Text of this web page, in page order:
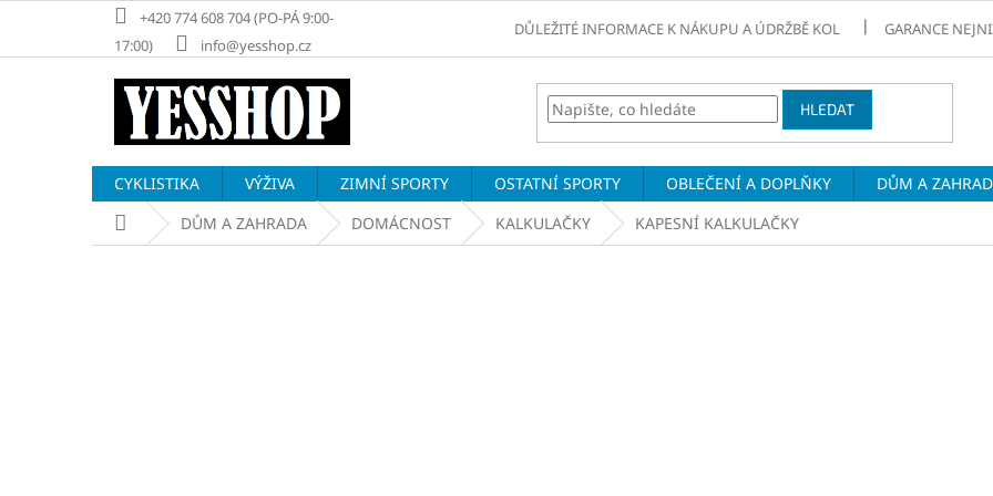
obsah
+420 774 608 704 (PO-PÁ 9:00-
17:00)
info@yesshop.cz
DŮLEŽITÉ INFORMACE K NÁKUPU A ÚDRŽBĚ KOL GARANCE
HLEDAT
CYKLISTIKA VÝŽIVA ZIMNÍ SPORTY OSTATNÍ SPORTY OBLEČENÍ A DOPLŇKY DŮM A
Domů DŮM A ZAHRADA DOMÁCNOST KALKULAČKY KAPESNÍ KALKULAČKY